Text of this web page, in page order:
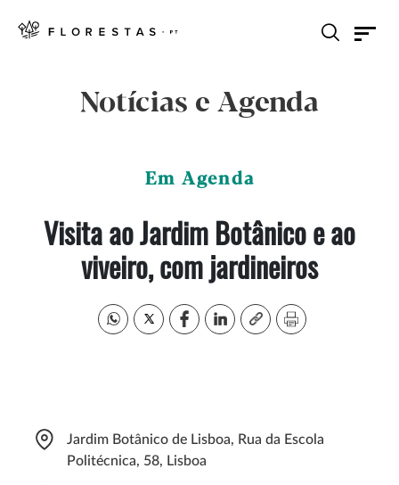
Notícias e Agenda
Em Agenda
Visita ao Jardim Botânico e ao
viveiro, com jardineiros
Jardim Botânico de Lisboa, Rua da Escola
Politécnica, 58, Lisboa